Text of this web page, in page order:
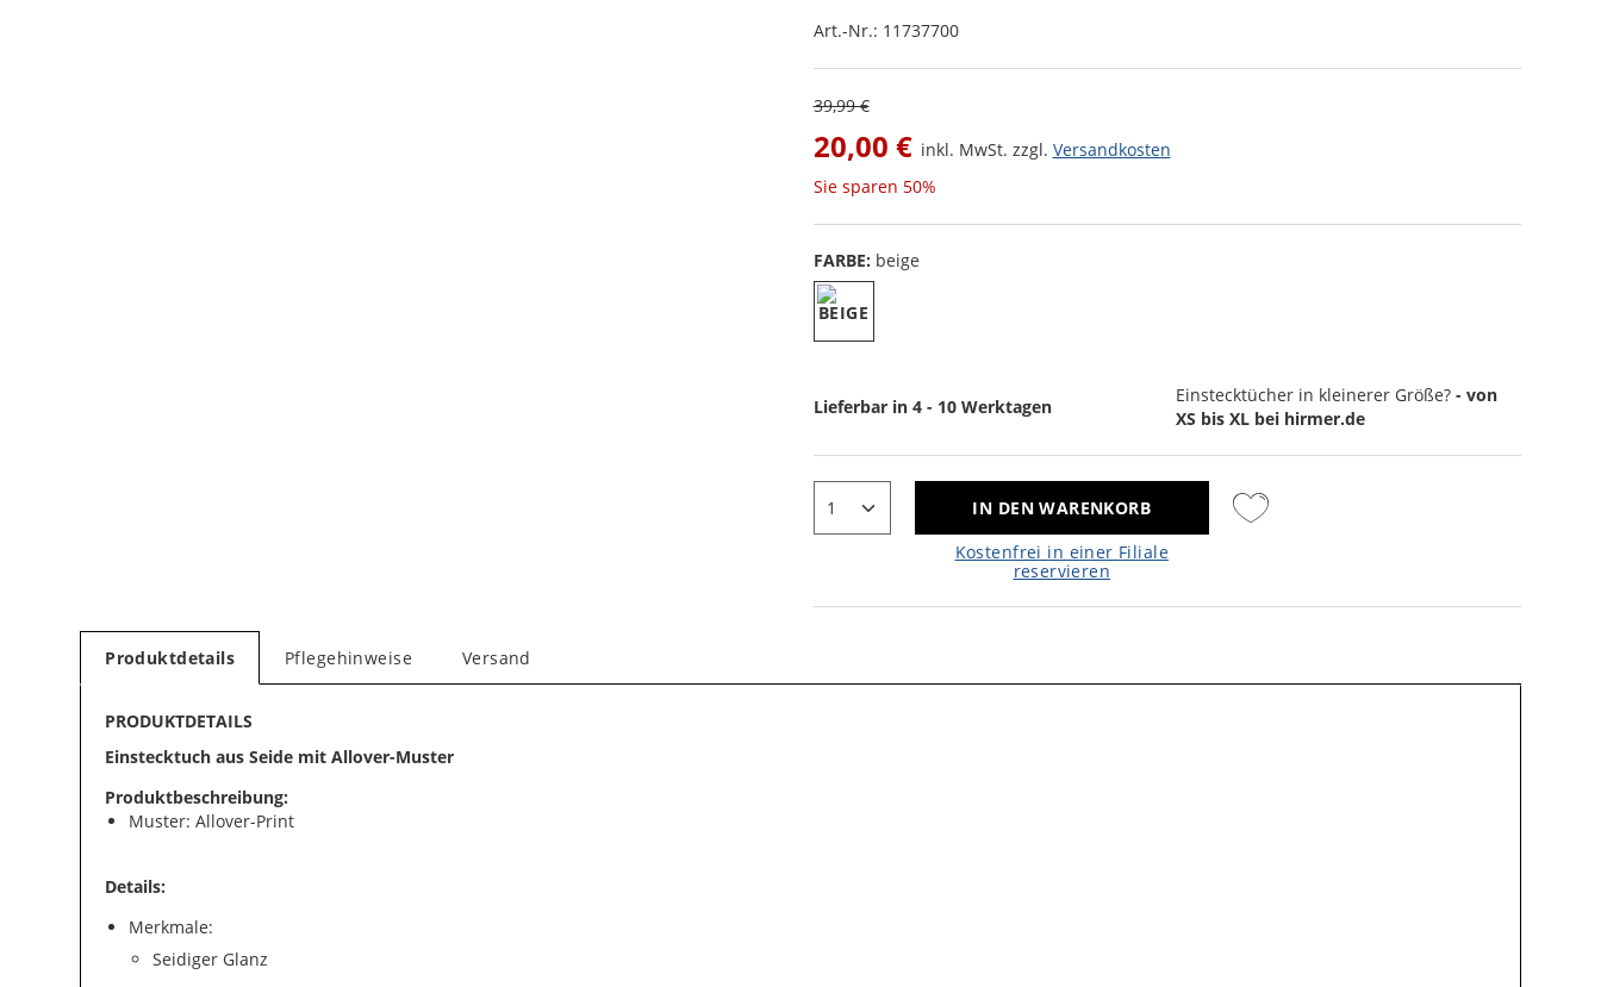
Art.-Nr.: 11737700
39,99 €
20,00 € inkl. MwSt. zzgl. Versandkosten
Sie sparen 50%
FARBE: beige
Lieferbar in 4 - 10 Werktagen
Einstecktücher in kleinerer Größe? - von
XS bis XL bei hirmer.de
IN DEN WARENKORB
Kostenfrei in einer Filiale
reservieren
Produktdetails Pflegehinweise Versand
PRODUKTDETAILS
Einstecktuch aus Seide mit Allover-Muster
Produktbeschreibung:
Muster: Allover-Print
Details:
Merkmale:
Seidiger Glanz